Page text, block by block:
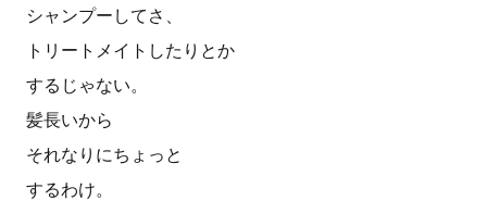
シャンプーしてさ、
トリートメイトしたりとか
するじゃない。
髪長いから
それなりにちょっと
するわけ。